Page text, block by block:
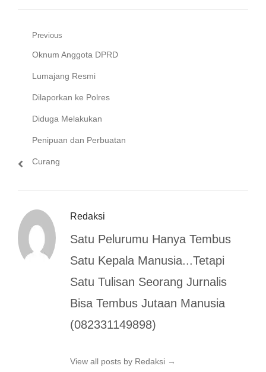
Navigasi
pos
Previous
Previous
post:
Oknum Anggota DPRD
Lumajang Resmi
Dilaporkan ke Polres
Diduga Melakukan
Penipuan dan Perbuatan
Curang
Redaksi
Satu Pelurumu Hanya Tembus
Satu Kepala Manusia...Tetapi
Satu Tulisan Seorang Jurnalis
Bisa Tembus Jutaan Manusia
(082331149898)
View all posts by Redaksi →